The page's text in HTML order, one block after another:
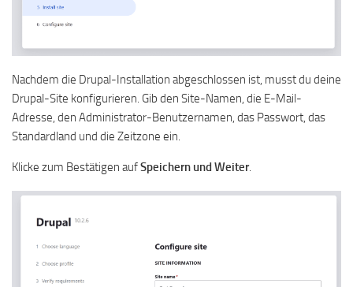
Nachdem die Drupal-Installation abgeschlossen ist, musst du deine
Drupal-Site konfigurieren. Gib den Site-Namen, die E-Mail-
Adresse, den Administrator-Benutzernamen, das Passwort, das
Standardland und die Zeitzone ein.
Klicke zum Bestätigen aufSpeichern und Weiter.